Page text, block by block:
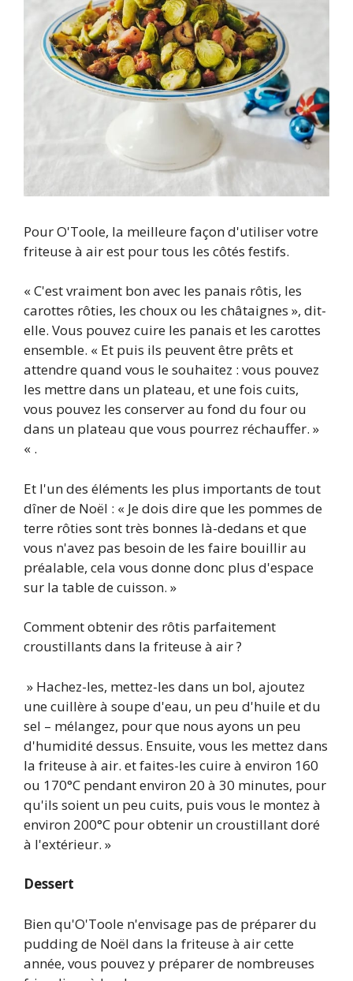
Pour O'Toole, la meilleure façon d'utiliser votre
friteuse à air est pour tous les côtés festifs.
« C'est vraiment bon avec les panais rôtis, les
carottes rôties, les choux ou les châtaignes », dit-
elle. Vous pouvez cuire les panais et les carottes
ensemble. « Et puis ils peuvent être prêts et
attendre quand vous le souhaitez : vous pouvez
les mettre dans un plateau, et une fois cuits,
vous pouvez les conserver au fond du four ou
dans un plateau que vous pourrez réchauffer. »
« .
Et l'un des éléments les plus importants de tout
dîner de Noël : « Je dois dire que les pommes de
terre rôties sont très bonnes là-dedans et que
vous n'avez pas besoin de les faire bouillir au
préalable, cela vous donne donc plus d'espace
sur la table de cuisson. »
Comment obtenir des rôtis parfaitement
croustillants dans la friteuse à air ?
» Hachez-les, mettez-les dans un bol, ajoutez
une cuillère à soupe d'eau, un peu d'huile et du
sel – mélangez, pour que nous ayons un peu
d'humidité dessus. Ensuite, vous les mettez dans
la friteuse à air. et faites-les cuire à environ 160
ou 170°C pendant environ 20 à 30 minutes, pour
qu'ils soient un peu cuits, puis vous le montez à
environ 200°C pour obtenir un croustillant doré
à l'extérieur. »
Dessert
Bien qu'O'Toole n'envisage pas de préparer du
pudding de Noël dans la friteuse à air cette
année, vous pouvez y préparer de nombreuses